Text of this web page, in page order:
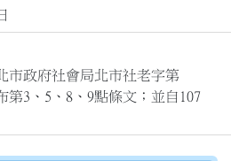
市政府社會局北市社老字第
第3、5、8、9點條文；並自107